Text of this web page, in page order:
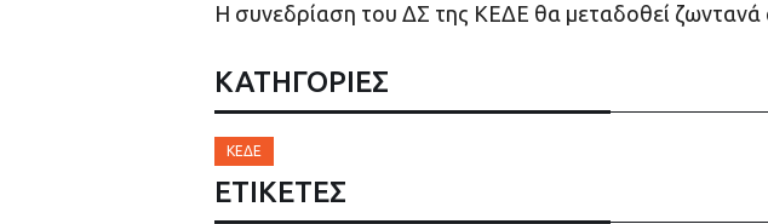
Η συνεδρίαση του ΔΣ της ΚΕΔΕ θα μεταδοθεί ζωντανά
ΚΑΤΗΓΟΡΙΕΣ
ΚΕΔΕ
ΕΤΙΚΈΤΕΣ